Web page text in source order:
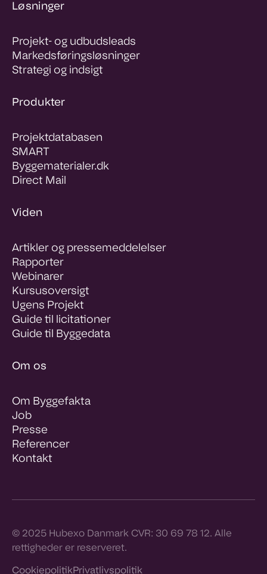
Løsninger
Projekt- og udbudsleads
Markedsføringsløsninger
Strategi og indsigt
Produkter
Projektdatabasen
SMART
Byggematerialer.dk
Direct Mail
Viden
Artikler og pressemeddelelser
Rapporter
Webinarer
Kursusoversigt
Ugens Projekt
Guide til licitationer
Guide til Byggedata
Om os
Om Byggefakta
Job
Presse
Referencer
Kontakt
© 2025 Hubexo Danmark CVR: 30 69 78 12. Alle
rettigheder er reserveret.
CookiepolitikPrivatlivspolitik